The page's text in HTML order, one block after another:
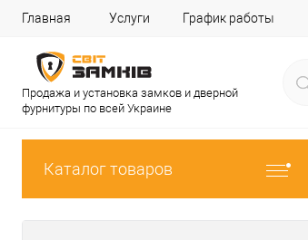
Главная Услуги График работы
Продажа и установка замков и дверной
фурнитуры по всей Украине
Каталог товаров